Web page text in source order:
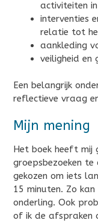
activiteiten
interventies
relatie tot
aankleding
veiligheid en
Een belangrijk
reflectieve vraag
Mijn mening
Het boek heeft mij
groepsbezoeken
gekozen om iets
15 minuten. Zo
onderling. Ook
of ik de afspraken